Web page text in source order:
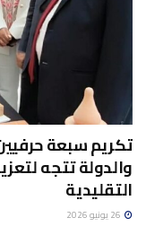
تكريم سبعة
والدولة تتجه
التقليدية